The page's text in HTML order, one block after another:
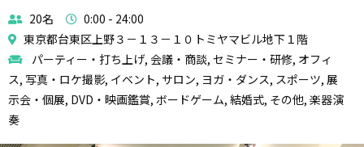
20名
0:00 - 24:00
東京都台東区上野３－１３－１０トミヤマビル地下１階
パーティー・打ち上げ, 会議・商談, セミナー・研修, オフィ
ス, 写真・ロケ撮影, イベント, サロン, ヨガ・ダンス, スポーツ, 展
示会・個展, DVD・映画鑑賞, ボードゲーム, 結婚式, その他, 楽器演
奏